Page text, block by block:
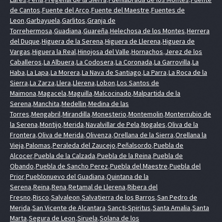
de Cantos,Fuente del Arco,Fuente del Maestre,Fuentes de
Leon,Garbayuela,Garlitos,Granja de
Torrehermosa,Guadiana,Guareña,Helechosa de los Montes,Herrera
del Duque,Higuera de la Serena,Higuera de Llerena,Higuera de
Vargas,Higuera la Real,Hinojosa del Valle,Hornachos,Jerez de los
Caballeros,La Albuera,La Codosera,La Coronada,La Garrovilla,La
Haba,La Lapa,La Morera,La Nava de Santiago,La Parra,La Roca de la
Sierra,La Zarza,Llera,Llerena,Lobon,Los Santos de
Maimona,Magacela,Maguilla,Malcocinado,Malpartida de la
Serena,Manchita,Medellin,Medina de las
Torres,Mengabril,Mirandilla,Monesterio,Montemolin,Monterrubio de
la Serena,Montijo,Merida,Navalvillar de Pela,Nogales,Oliva de la
Frontera,Oliva de Merida,Olivenza,Orellana de la Sierra,Orellana la
Vieja,Palomas,Peraleda del Zaucejo,Peñalsordo,Puebla de
Alcocer,Puebla de la Calzada,Puebla de la Reina,Puebla de
Obando,Puebla de Sancho Perez,Puebla del Maestre,Puebla del
Prior,Pueblonuevo del Guadiana,Quintana de la
Serena,Reina,Rena,Retamal de Llerena,Ribera del
Fresno,Risco,Salvaleon,Salvatierra de los Barros,San Pedro de
Merida,San Vicente de Alcantara,Sancti-Spiritus,Santa Amalia,Santa
Marta,Segura de Leon,Siruela,Solana de los